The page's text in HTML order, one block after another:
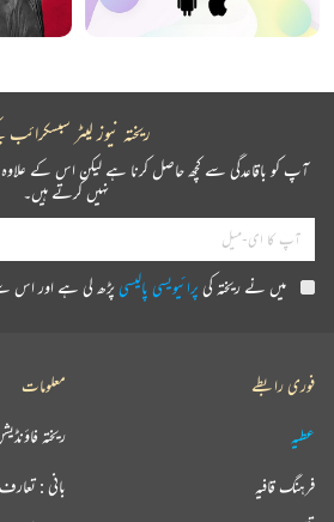
ریختہ نیوز لیٹر سبسکرائب
آپ کو باقاعدگی سے کچھ حاصل کرنا ہے لیکن اس کے
نہیں کرتے ہیں۔
میں نے ریختہ کی پرائیویسی پالیسی پڑھ لی ہے اور اس
فوری رابطے
عطیہ
فرہنگ قافیہ
معلومات
ریختہ
بانی : تعارف